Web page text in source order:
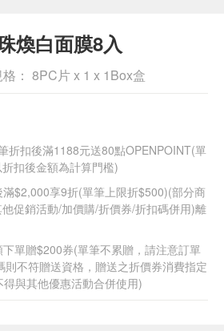
煥白面膜8入
： 8PC片 x 1 x 1Box盒
折扣後滿1188元送80點OPENPOINT(單
扣後金額為計算門檻)
$2,000享9折(單筆上限折$500)(部分商
促銷活動/加價購/折價券/折扣碼併用)離
單贈$200券(單筆不累贈，請注意訂單
則不符贈送資格，贈送之折價券消費指定
與其他優惠活動合併使用)